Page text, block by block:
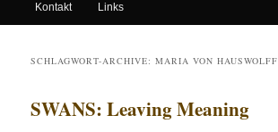
Kontakt Links
SCHLAGWORT-ARCHIVE:MARIA VON HAUSWOLFF
SWANS: Leaving Meaning